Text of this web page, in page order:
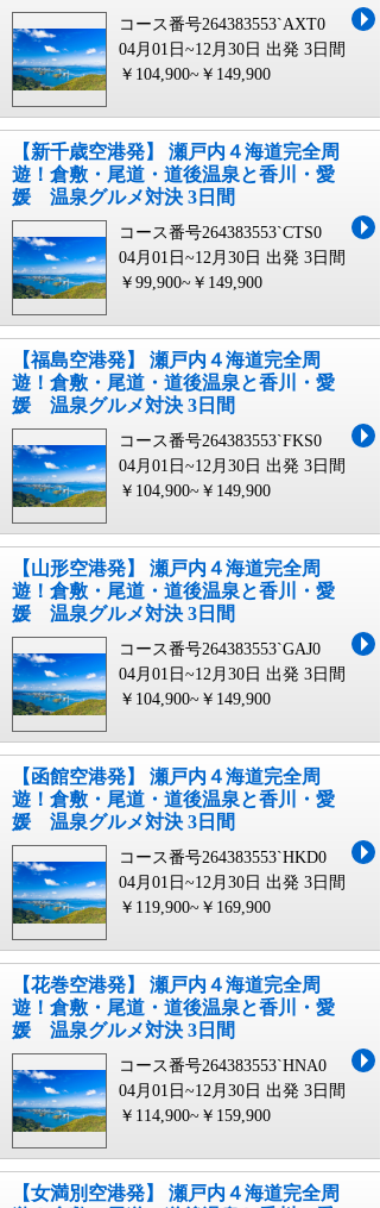
コース番号264383553`AXT0
04月01日~12月30日 出発 3日間
￥104,900~￥149,900
【新千歳空港発】 瀬戸内４海道完全周
遊！倉敷・尾道・道後温泉と香川・愛
媛 温泉グルメ対決 3日間
コース番号264383553`CTS0
04月01日~12月30日 出発 3日間
￥99,900~￥149,900
【福島空港発】 瀬戸内４海道完全周
遊！倉敷・尾道・道後温泉と香川・愛
媛 温泉グルメ対決 3日間
コース番号264383553`FKS0
04月01日~12月30日 出発 3日間
￥104,900~￥149,900
【山形空港発】 瀬戸内４海道完全周
遊！倉敷・尾道・道後温泉と香川・愛
媛 温泉グルメ対決 3日間
コース番号264383553`GAJ0
04月01日~12月30日 出発 3日間
￥104,900~￥149,900
【函館空港発】 瀬戸内４海道完全周
遊！倉敷・尾道・道後温泉と香川・愛
媛 温泉グルメ対決 3日間
コース番号264383553`HKD0
04月01日~12月30日 出発 3日間
￥119,900~￥169,900
【花巻空港発】 瀬戸内４海道完全周
遊！倉敷・尾道・道後温泉と香川・愛
媛 温泉グルメ対決 3日間
コース番号264383553`HNA0
04月01日~12月30日 出発 3日間
￥114,900~￥159,900
【女満別空港発】 瀬戸内４海道完全周